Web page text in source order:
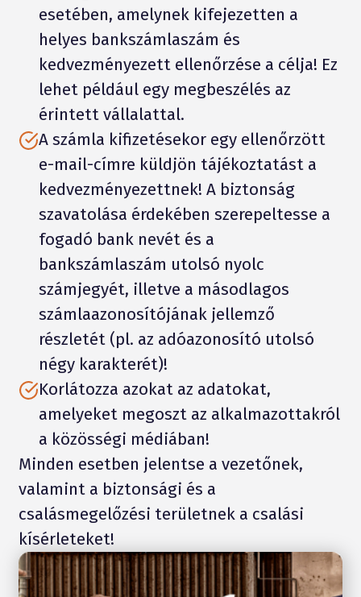
esetében, amelynek kifejezetten a
helyes bankszámlaszám és
kedvezményezett ellenőrzése a célja! Ez
lehet például egy megbeszélés az
érintett vállalattal.
A számla kifizetésekor egy ellenőrzött
e-mail-címre küldjön tájékoztatást a
kedvezményezettnek! A biztonság
szavatolása érdekében szerepeltesse a
fogadó bank nevét és a
bankszámlaszám utolsó nyolc
számjegyét, illetve a másodlagos
számlaazonosítójának jellemző
részletét (pl. az adóazonosító utolsó
négy karakterét)!
Korlátozza azokat az adatokat,
amelyeket megoszt az alkalmazottakról
a közösségi médiában!
Minden esetben jelentse a vezetőnek,
valamint a biztonsági és a
csalásmegelőzési területnek a csalási
kísérleteket!